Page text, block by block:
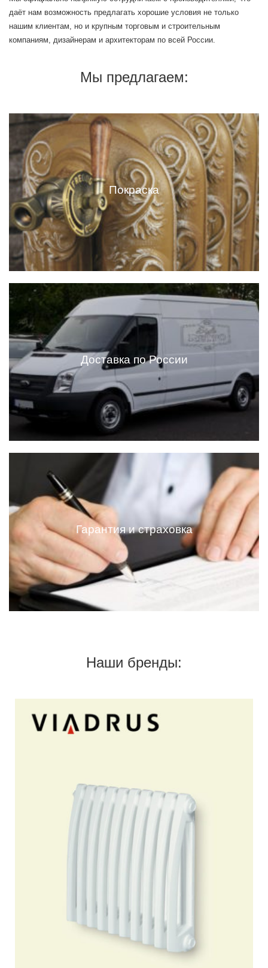
даёт нам возможность предлагать хорошие условия не только
нашим клиентам, но и крупным торговым и строительным
компаниям, дизайнерам и архитекторам по всей России.
Мы предлагаем:
Покраска
Доставка по России
Наши бренды: